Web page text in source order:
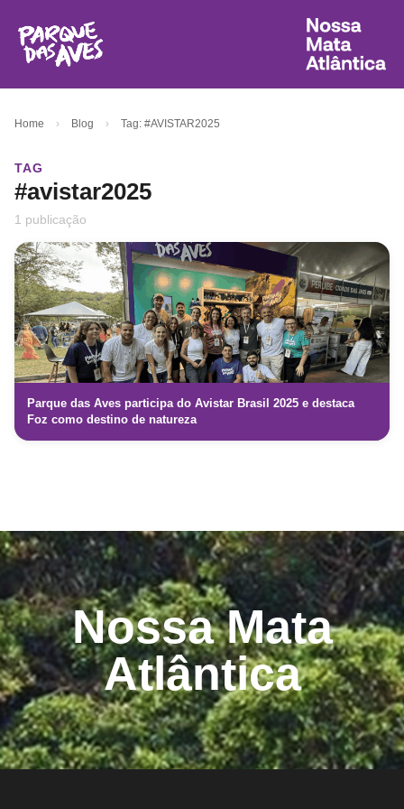
Home › Blog › Tag: #AVISTAR2025
TAG
#avistar2025
1 publicação
Parque das Aves participa do Avistar Brasil 2025 e destaca
Foz como destino de natureza
Nossa Mata
Atlântica